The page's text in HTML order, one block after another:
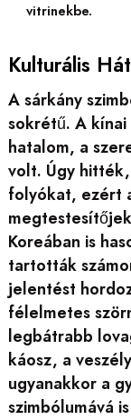
vitrinekbe.
Kulturális
A sárkány
sokrétű. A kínai
hatalom, a
volt. Úgy
folyókat, ezért
Koreában is
tartották
jelentést
félelmetes
legbátrabb
káosz, a
ugyanakkor a
szimbólumává